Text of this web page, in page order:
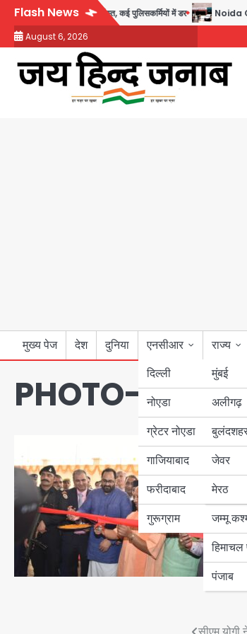
Skip
content
Flash News
गिरफ्तार, सेवा से बर्खास्त, कई पुलिसकर्मियों में डर Noida Child
August 6, 2026
मुख्य पेज देश दुनिया
एनसीआर
दिल्ली
नोएडा
ग्रेटर नोएडा
गाजियाबाद
फरीदाबाद
गुरूग्राम
राज्य
मुंबई
उत्तर
अलीगढ़
जेवर
मेरठ
बिहार
पंजाब
हरियाणा
जम्मू
पंजाब
PHOTO-